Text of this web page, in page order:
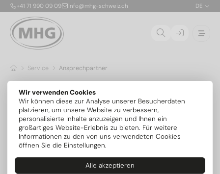
Wir verwenden Cookies
Wir können diese zur Analyse unserer Besucherdaten
platzieren, um unsere Website zu verbessern,
personalisierte Inhalte anzuzeigen und Ihnen ein
großartiges Website-Erlebnis zu bieten. Für weitere
Informationen zu den von uns verwendeten Cookies
öffnen Sie die Einstellungen.
Alle akzeptieren
+41 71 990 09 09 info@mhg-schweiz.ch DE
Service Ansprechpartner
Ihre Ansprechpartner
Unser Team steht Ihnen bei Fragen rund um moderne
Heiztechnik, Produkte, Service und Projekte persönlich zur Seite.
Finden Sie schnell den passenden Ansprechpartner für Ihr
Anliegen.
Finden Sie den passenden
Ansprechpartner